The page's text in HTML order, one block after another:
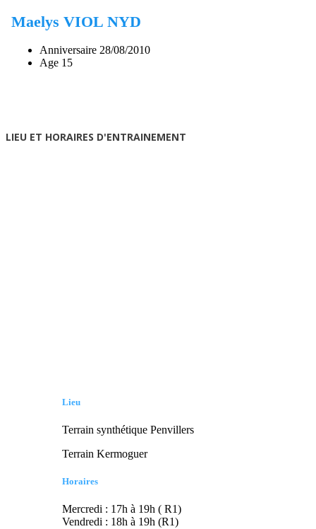
Maelys VIOL NYD
Anniversaire 28/08/2010
Age 15
LIEU ET HORAIRES D'ENTRAINEMENT
Lieu
Terrain synthétique Penvillers
Terrain Kermoguer
Horaires
Mercredi : 17h à 19h ( R1)
Vendredi : 18h à 19h (R1)